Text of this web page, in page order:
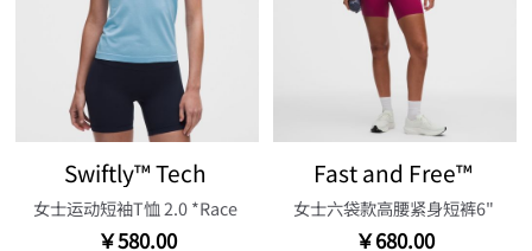
Swiftly™ Tech
女士运动短袖T恤 2.0 *Race
￥580.00
Fast and Free™
女士六袋款高腰紧身短裤6"
￥680.00